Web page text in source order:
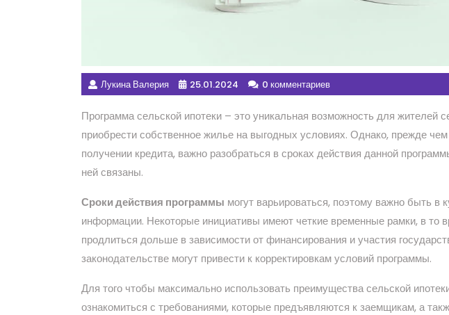
Лукина Валерия 25.01.2024 0 комментариев
Программа сельской ипотеки – это уникальная возможность для жителей
приобрести собственное жилье на выгодных условиях. Однако, прежде
получении кредита, важно разобраться в сроках действия данной
ней связаны.
Сроки действия программы могут варьироваться, поэтому важно быть в
информации. Некоторые инициативы имеют четкие временные рамки, в то
продлиться дольше в зависимости от финансирования и участия
законодательстве могут привести к корректировкам условий программы.
Для того чтобы максимально использовать преимущества сельской
ознакомиться с требованиями, которые предъявляются к заемщикам, а